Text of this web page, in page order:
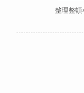
整理整頓